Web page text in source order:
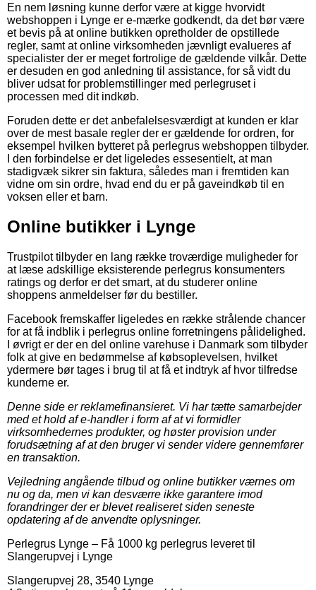
En nem løsning kunne derfor være at kigge hvorvidt
webshoppen i Lynge er e-mærke godkendt, da det bør være
et bevis på at online butikken opretholder de opstillede
regler, samt at online virksomheden jævnligt evalueres af
specialister der er meget fortrolige de gældende vilkår. Dette
er desuden en god anledning til assistance, for så vidt du
bliver udsat for problemstillinger med perlegruset i
processen med dit indkøb.
Foruden dette er det anbefalelsesværdigt at kunden er klar
over de mest basale regler der er gældende for ordren, for
eksempel hvilken bytteret på perlegrus webshoppen tilbyder.
I den forbindelse er det ligeledes essesentielt, at man
stadigvæk sikrer sin faktura, således man i fremtiden kan
vidne om sin ordre, hvad end du er på gaveindkøb til en
voksen eller et barn.
Online butikker i Lynge
Trustpilot tilbyder en lang række troværdige muligheder for
at læse adskillige eksisterende perlegrus konsumenters
ratings og derfor er det smart, at du studerer online
shoppens anmeldelser før du bestiller.
Facebook fremskaffer ligeledes en række strålende chancer
for at få indblik i perlegrus online forretningens pålidelighed.
I øvrigt er der en del online varehuse i Danmark som tilbyder
folk at give en bedømmelse af købsoplevelsen, hvilket
ydermere bør tages i brug til at få et indtryk af hvor tilfredse
kunderne er.
Denne side er reklamefinansieret. Vi har tætte samarbejder
med et hold af e-handler i form af at vi formidler
virksomhedernes produkter, og høster provision under
forudsætning af at den bruger vi sender videre gennemfører
en transaktion.
Vejledning angående tilbud og online butikker værnes om
nu og da, men vi kan desværre ikke garantere imod
forandringer der er blevet realiseret siden seneste
opdatering af de anvendte oplysninger.
Perlegrus Lynge – Få 1000 kg perlegrus leveret til
Slangerupvej i Lynge
Slangerupvej 28, 3540 Lynge